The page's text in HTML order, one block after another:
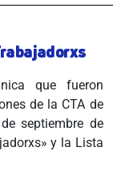
que fueron
de la CTA de
septiembre de
y la Lista